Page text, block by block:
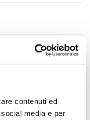
contenuti ed
media e per